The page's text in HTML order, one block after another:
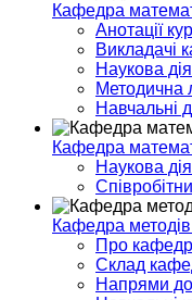
Кафедра
Анотації
Викладачі
Наукова
Методична
Навчальні
Кафедра
Наукова
Кафедра
Про
Склад
Напрями